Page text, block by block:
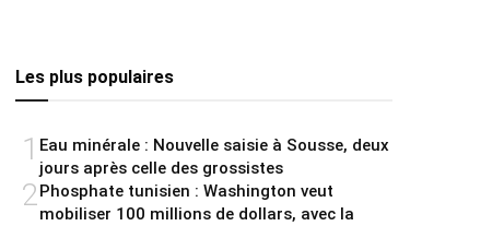
Les plus populaires
1 Eau minérale : Nouvelle saisie à Sousse, deux
jours après celle des grossistes
2Phosphate tunisien : Washington veut
mobiliser 100 millions de dollars, avec la